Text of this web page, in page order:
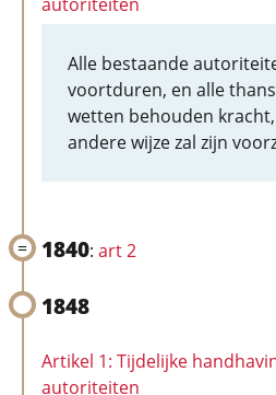
Alle bestaande
voortduren, en alle
wetten behouden
andere wijze zal zijn
1840: art 2
1848
Artikel 1: Tijdelijke
autoriteiten